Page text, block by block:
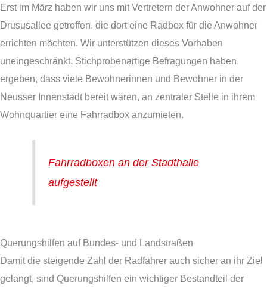
Erst im März haben wir uns mit Vertretern der Anwohner auf der
Drususallee getroffen, die dort eine Radbox für die Anwohner
errichten möchten. Wir unterstützen dieses Vorhaben
uneingeschränkt. Stichprobenartige Befragungen haben
ergeben, dass viele Bewohnerinnen und Bewohner in der
Neusser Innenstadt bereit wären, an zentraler Stelle in ihrem
Wohnquartier eine Fahrradbox anzumieten.
Fahrradboxen an der Stadthalle
aufgestellt
Querungshilfen auf Bundes- und Landstraßen
Damit die steigende Zahl der Radfahrer auch sicher an ihr Ziel
gelangt, sind Querungshilfen ein wichtiger Bestandteil der